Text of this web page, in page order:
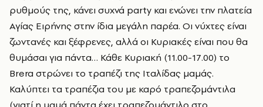
ρυθμούς της, κάνει συχνά party και ενώνει την πλατεία
Αγίας Ειρήνης στην ίδια μεγάλη παρέα. Οι νύχτες είναι
ζωντανές και ξέφρενες, αλλά οι Κυριακές είναι που θα
θυμάσαι για πάντα… Κάθε Κυριακή (11.00-17.00) το
Brera στρώνει το τραπέζι της Ιταλίδας μαμάς.
Καλύπτει τα τραπέζια του με καρό τραπεζομάντιλα